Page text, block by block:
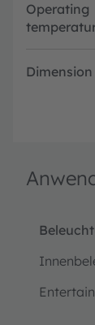
Operating
Dimension